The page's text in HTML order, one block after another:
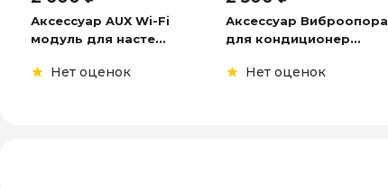
Аксессуар AUX Wi-Fi
модуль для насте...
Нет оценок
Аксессуар Виброопора
для кондиционер...
Нет оценок